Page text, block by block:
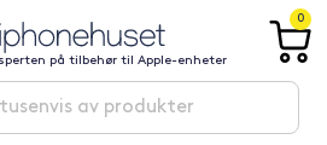
på tilbehør til Apple-enheter
0